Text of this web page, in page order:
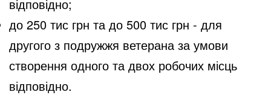
відповідно;
до 250 тис грн та до 500 тис грн - для
другого з подружжя ветерана за умови
створення одного та двох робочих місць
відповідно.